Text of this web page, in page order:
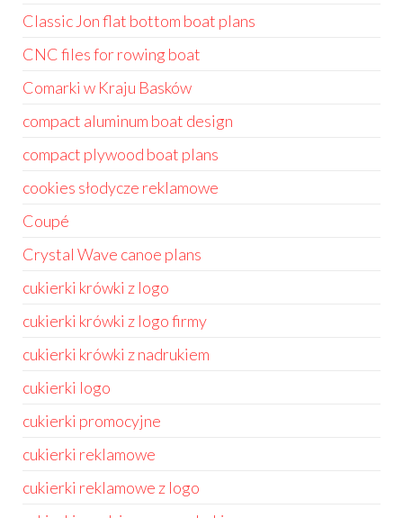
Classic Jon flat bottom boat plans
CNC files for rowing boat
Comarki w Kraju Basków
compact aluminum boat design
compact plywood boat plans
cookies słodycze reklamowe
Coupé
Crystal Wave canoe plans
cukierki krówki z logo
cukierki krówki z logo firmy
cukierki krówki z nadrukiem
cukierki logo
cukierki promocyjne
cukierki reklamowe
cukierki reklamowe z logo